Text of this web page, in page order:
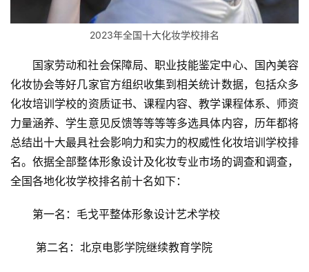
2023年全国十大化妆学校排名
国家劳动和社会保障局、职业技能鉴定中心、国內美容
化妆协会等好几家官方组织收集到相关统计数据，包括众多
化妆培训学校的资质证书、课程内容、教学课程体系、师资
力量涵养、学生意见反馈等等等等多选具体内容，历年都将
总结出十大最具社会影响力和实力的权威性化妆培训学校排
名。依据全部整体形象设计及化妆专业市场的调查和调查，
全国各地化妆学校排名前十名如下：
第一名：毛戈平整体形象设计艺术学校
第二名：北京电影学院继续教育学院